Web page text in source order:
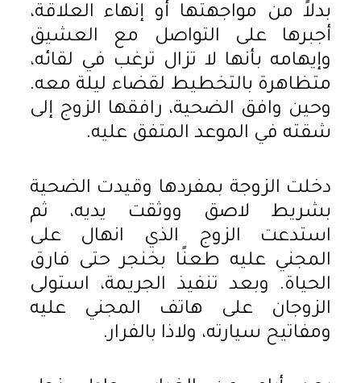
بدلاً من مواجهتها أو إنهاء العلاقة،
أجبرها على التواصل مع العشيق
وإيهامه بأنها لا تزال ترغب في لقائه،
متظاهرة بالتخطيط لقضاء ليلة معه.
وحين وافق الضحية، رافقها الزوج إلى
شقته في الموعد المتفق عليه.
دخلت الزوجة بمفردها وقيدت الضحية
بشريط لاصق ووثقت يديه، ثم
استدعت الزوج الذي انهال على
المجني عليه طعنًا بخنجر حتى فارق
الحياة. وبعد تنفيذ الجريمة، استولى
الزوجان على هاتف المجني عليه
ومفاتيح سيارته، ولاذا بالفرار.